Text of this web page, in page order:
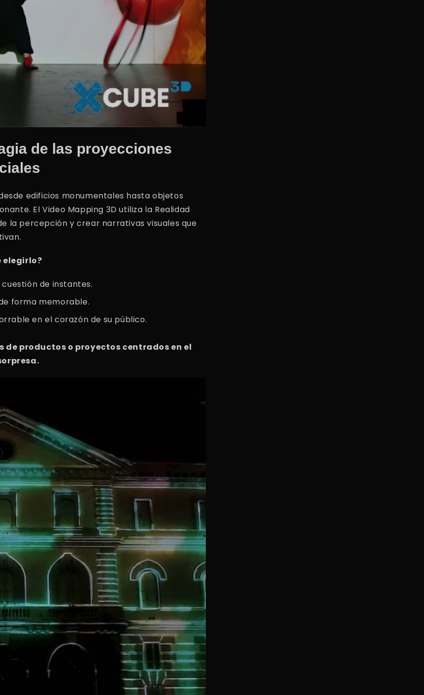
de las proyecciones
edificios monumentales hasta objetos
El Video Mapping 3D utiliza la Realidad
la percepción y crear narrativas visuales que
elegirlo?
de instantes.
forma memorable.
en el corazón de su público.
productos o proyectos centrados en el